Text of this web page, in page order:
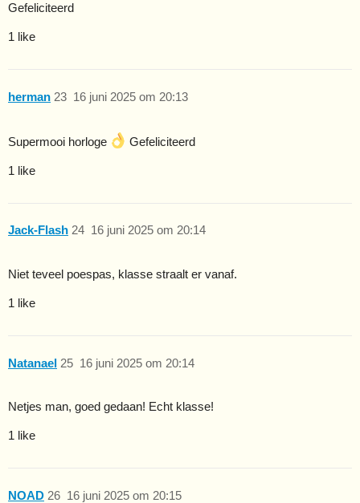
Gefeliciteerd
1 like
herman 16 juni 2025 om 20:13
23
Supermooi horloge Gefeliciteerd
1 like
Jack-Flash 16 juni 2025 om 20:14
24
Niet teveel poespas, klasse straalt er vanaf.
1 like
Natanael 16 juni 2025 om 20:14
25
Netjes man, goed gedaan! Echt klasse!
1 like
NOAD 16 juni 2025 om 20:15
26